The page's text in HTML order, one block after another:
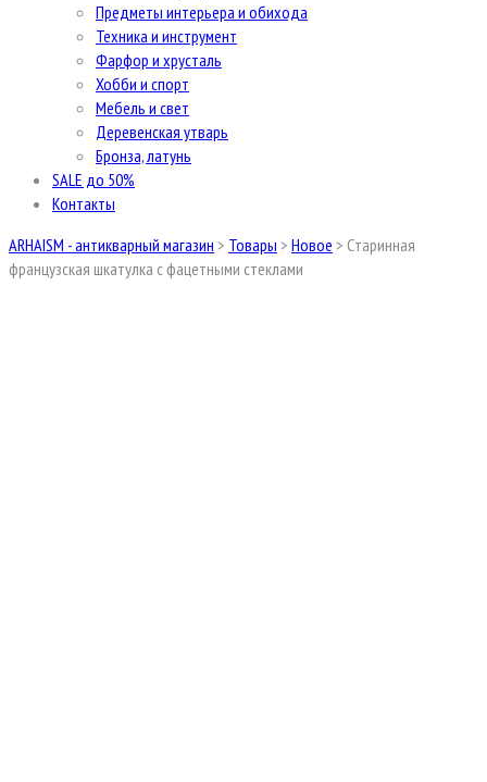
Предметы интерьера и обихода
Техника и инструмент
Фарфор и хрусталь
Хобби и спорт
Мебель и свет
Деревенская утварь
Бронза, латунь
SALE до 50%
Контакты
ARHAISM - антикварный магазин > Товары > Новое > Cтаринная
французская шкатулка с фацетными стеклами